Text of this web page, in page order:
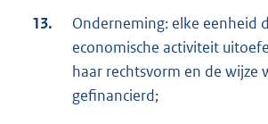
13.
Onderneming: elke eenheid
economische activiteit
haar rechtsvorm en de wijze
gefinancierd;